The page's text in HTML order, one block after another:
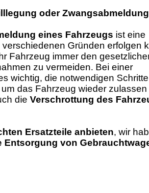
oder Zwangsabmeldung
eines Fahrzeugs ist eine
Gründen erfolgen
Fahrzeug immer den
zu vermeiden. Bei einer
wichtig, die notwendigen
das Fahrzeug wieder zulassen
die Verschrottung des
Ersatzteile anbieten, wir
Entsorgung von